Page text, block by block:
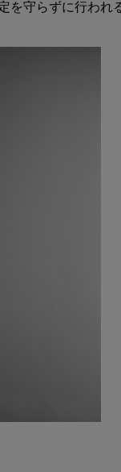
守らずに行われ